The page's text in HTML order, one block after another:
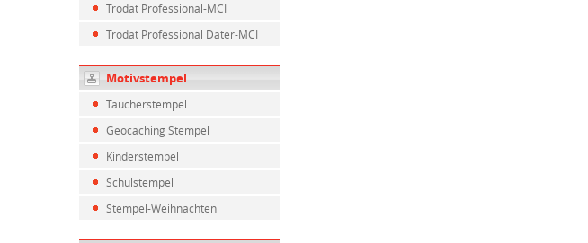
Trodat Professional-MCI
Trodat Professional Dater-MCI
Motivstempel
Taucherstempel
Geocaching Stempel
Kinderstempel
Schulstempel
Stempel-Weihnachten